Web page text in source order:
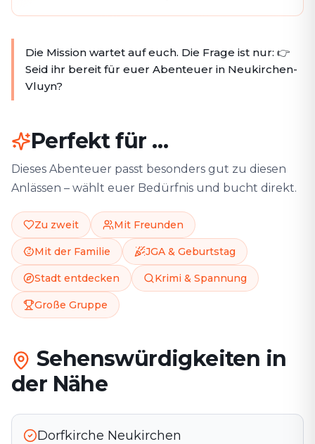
Die Mission wartet auf euch. Die Frage ist nur: 👉
Seid ihr bereit für euer Abenteuer in Neukirchen-
Vluyn?
Perfekt für …
Dieses Abenteuer passt besonders gut zu diesen
Anlässen – wählt euer Bedürfnis und bucht direkt.
Zu zweit Mit Freunden
Mit der Familie JGA & Geburtstag
Stadt entdecken Krimi & Spannung
Große Gruppe
Sehenswürdigkeiten in
der Nähe
Dorfkirche Neukirchen